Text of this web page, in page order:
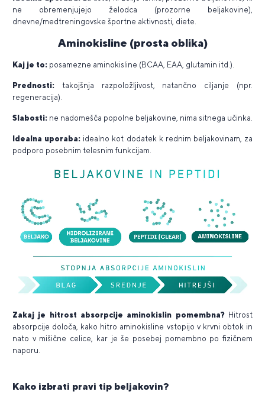
ne obremenjujejo želodca (prozorne beljakovine),
dnevne/medtreningovske športne aktivnosti, diete.
Aminokisline (prosta oblika)
Kaj je to: posamezne aminokisline (BCAA, EAA, glutamin itd.).
Prednosti: takojšnja razpoložljivost, natančno ciljanje (npr.
regeneracija).
Slabosti: ne nadomešča popolne beljakovine, nima sitnega učinka.
Idealna uporaba: idealno kot dodatek k rednim beljakovinam, za
podporo posebnim telesnim funkcijam.
Zakaj je hitrost absorpcije aminokislin pomembna? Hitrost
absorpcije določa, kako hitro aminokisline vstopijo v krvni obtok in
nato v mišične celice, kar je še posebej pomembno po fizičnem
naporu.
Kako izbrati pravi tip beljakovin?